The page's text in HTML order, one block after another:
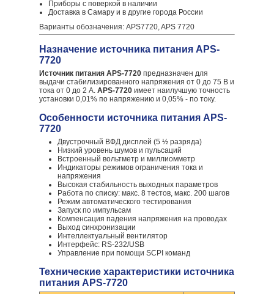
Приборы с поверкой в наличии
Доставка в Самару и в другие города России
Варианты обозначения: APS7720, APS 7720
Назначение источника питания APS-
7720
Источник питания APS-7720 предназначен для
выдачи стабилизированного напряжения от 0 до 75 В и
тока от 0 до 2 А. APS-7720 имеет наилучшую точность
установки 0,01% по напряжению и 0,05% - по току.
Особенности источника питания APS-
7720
Двустрочный ВФД дисплей (5 ½ разряда)
Низкий уровень шумов и пульсаций
Встроенный вольтметр и миллиомметр
Индикаторы режимов ограничения тока и
напряжения
Высокая стабильность выходных параметров
Работа по списку: макс. 8 тестов, макс. 200 шагов
Режим автоматического тестирования
Запуск по импульсам
Компенсация падения напряжения на проводах
Выход синхронизации
Интеллектуальный вентилятор
Интерфейс: RS-232/USB
Управление при помощи SCPI команд
Технические характеристики источника
питания APS-7720